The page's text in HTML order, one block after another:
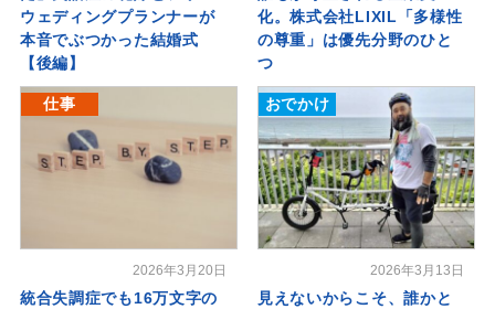
ウェディングプランナーが
本音でぶつかった結婚式
【後編】
化。株式会社LIXIL「多様性
の尊重」は優先分野のひと
つ
仕事
2026年3月20日
統合失調症でも16万文字の
おでかけ
2026年3月13日
見えないからこそ、誰かと